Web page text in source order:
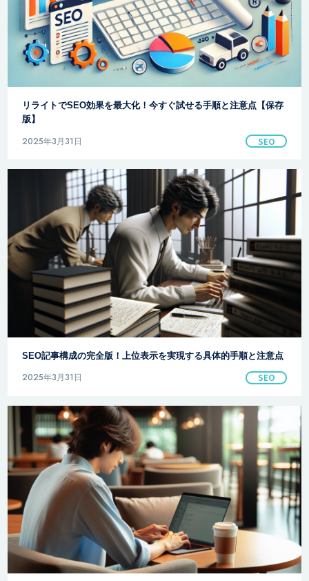
リライトでSEO効果を最大化！今すぐ試せる手順と注意点【保存
版】
2025年3月31日 SEO
SEO記事構成の完全版！上位表示を実現する具体的手順と注意点
2025年3月31日 SEO